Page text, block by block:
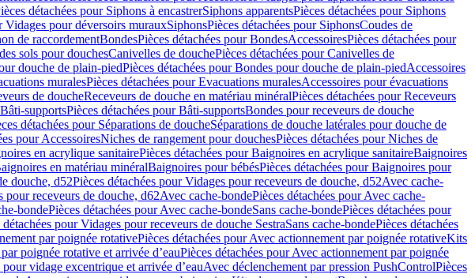
détachées pour Siphons à encastrerSiphons apparentsPièces détachées pour Siphons
Vidages pour déversoirs murauxSiphonsPièces détachées pour SiphonsCoudes de
de raccordementBondesPièces détachées pour BondesAccessoiresPièces détachées pour
sols pour douchesCanivelles de douchePièces détachées pour Canivelles de
douche de plain-piedPièces détachées pour Bondes pour douche de plain-piedAccessoires
muralesPièces détachées pour Evacuations muralesAccessoires pour évacuations
de doucheReceveurs de douche en matériau minéralPièces détachées pour Receveurs
Bâti-supportsPièces détachées pour Bâti-supportsBondes pour receveurs de douche
détachées pour Séparations de doucheSéparations de douche latérales pour douche de
pour AccessoiresNiches de rangement pour douchesPièces détachées pour Niches de
en acrylique sanitairePièces détachées pour Baignoires en acrylique sanitaireBaignoires
en matériau minéralBaignoires pour bébésPièces détachées pour Baignoires pour
douche, d52Pièces détachées pour Vidages pour receveurs de douche, d52Avec cache-
pour receveurs de douche, d62Avec cache-bondePièces détachées pour Avec cache-
bondePièces détachées pour Avec cache-bondeSans cache-bondePièces détachées pour
détachées pour Vidages pour receveurs de douche SestraSans cache-bondePièces détachées
par poignée rotativePièces détachées pour Avec actionnement par poignée rotativeKits
poignée rotative et arrivée d’eauPièces détachées pour Avec actionnement par poignée
vidage excentrique et arrivée d’eauAvec déclenchement par pression PushControlPièces